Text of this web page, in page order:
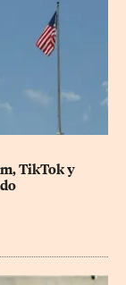
TikTok y